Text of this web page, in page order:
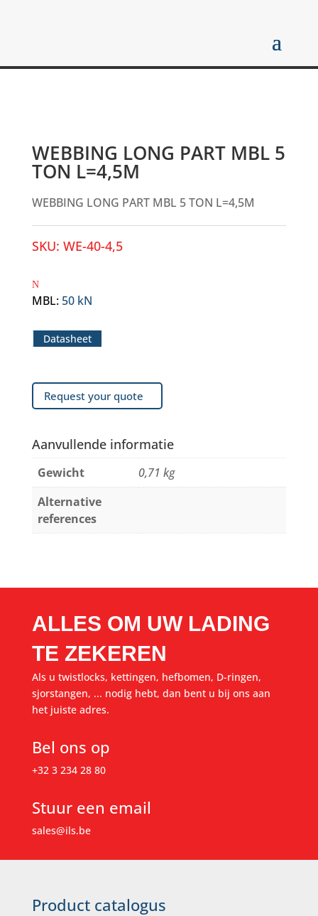
WEBBING LONG PART MBL 5
TON L=4,5M
WEBBING LONG PART MBL 5 TON L=4,5M
SKU: WE-40-4,5
MBL: 50 kN
Datasheet
Request your quote
Aanvullende informatie
Gewicht
0,71 kg
Alternative
references
ALLES OM UW LADING
TE ZEKEREN
Als u twistlocks, kettingen, hefbomen, D-ringen,
sjorstangen, ... nodig hebt, dan bent u bij ons aan
het juiste adres.
Bel ons op
+32 3 234 28 80
Stuur een email
sales@ils.be
Product catalogus